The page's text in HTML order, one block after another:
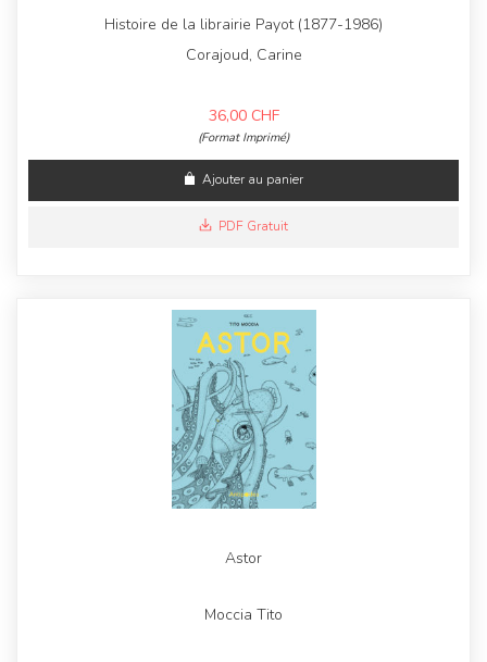
Histoire de la librairie Payot (1877-1986)
Corajoud, Carine
36,00 CHF
(Format Imprimé)
Ajouter au panier
PDF Gratuit
Astor
Moccia Tito